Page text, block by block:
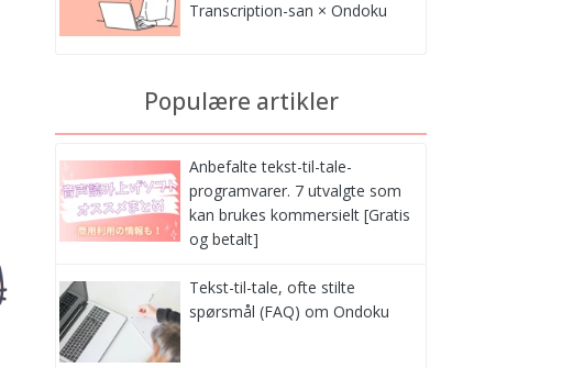
Transcription-san × Ondoku
Populære artikler
Anbefalte tekst-til-tale-
programvarer. 7 utvalgte som
kan brukes kommersielt [Gratis
og betalt]
Tekst-til-tale, ofte stilte
spørsmål (FAQ) om Ondoku